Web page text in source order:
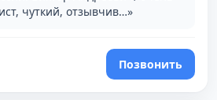
чуткий, отзывчив…»
Позвонить